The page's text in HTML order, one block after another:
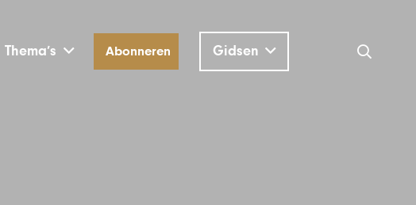
Thema’s Abonneren Gidsen